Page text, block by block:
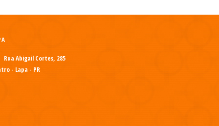
Rua Abigail Cortes, 285
- Lapa - PR